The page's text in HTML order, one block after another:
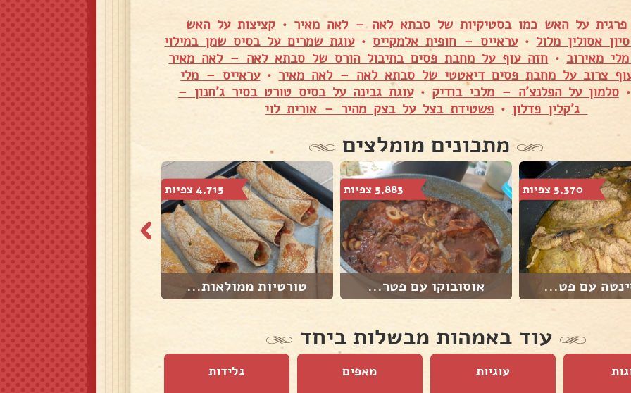
פרגית על האש כמו בסטיקיות של סבתא לאה – לאה מאיר•קציצות על האש
אסולין מלול•עראייס – חופית אלמקייס•עוגת שמרים על בסיס שמן במילוי
מאירוב•חזה עוף על מחבת פסים בתיבול הורס של סבתא לאה – לאה מאיר
צרוב על מחבת פסים דיאטטי של סבתא לאה – לאה מאיר•עראייס – מלי
•סלמון על הפלנצ'ה – מלכי בודיק •עוגת גבינה על בסיס טורט בסיר ג'חנון –
ג'קלין פדלון•פשטידת בצל על בצק מהיר – אורית לוי
מתכונים מומלצים
5,370 צפיות
עם פט...
5,883 צפיות
אוסובוקו עם פטר...
4,715 צפיות
טורטיות ממולאות...
עוד באמהות מבשלות ביחד
עוגיות מאפים גלידות